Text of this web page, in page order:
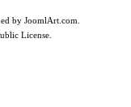
by JoomlArt.com
License.